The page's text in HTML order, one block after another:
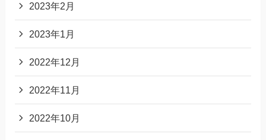
2023年2月
2023年1月
2022年12月
2022年11月
2022年10月